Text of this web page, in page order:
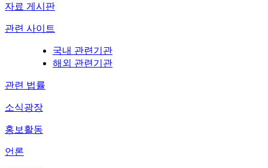
자료 게시판
관련 사이트
국내 관련기관
해외 관련기관
관련 법률
소식광장
홍보활동
언론